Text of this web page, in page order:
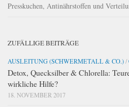
Presskuchen, Antinährstoffen und
ZUFÄLLIGE BEITRÄGE
AUSLEITUNG (SCHWERMETALL & CO.)/
Detox, Quecksilber & Chlorella:
wirkliche Hilfe?
18. NOVEMBER 2017